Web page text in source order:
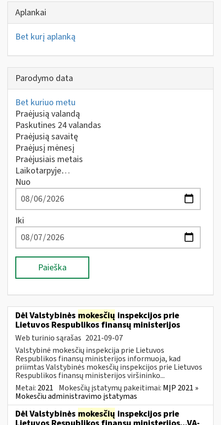
Aplankai
Bet kurį aplanką
Parodymo data
Bet kuriuo metu
Praėjusią valandą
Paskutines 24 valandas
Praėjusią savaitę
Praėjusį mėnesį
Praėjusiais metais
Laikotarpyje…
Nuo
Iki
Paieška
Dėl Valstybinės mokesčių inspekcijos prie
Lietuvos Respublikos finansų ministerijos
Web turinio sąrašas 2021-09-07
Valstybinė mokesčių inspekcija prie Lietuvos
Respublikos finansų ministerijos informuoja, kad
priimtas Valstybinės mokesčių inspekcijos prie Lietuvos
Respublikos finansų ministerijos viršininko...
Metai: 2021 Mokesčių įstatymų pakeitimai: MĮP 2021 »
Mokesčiu administravimo įstatymas
Dėl Valstybinės mokesčių inspekcijos prie